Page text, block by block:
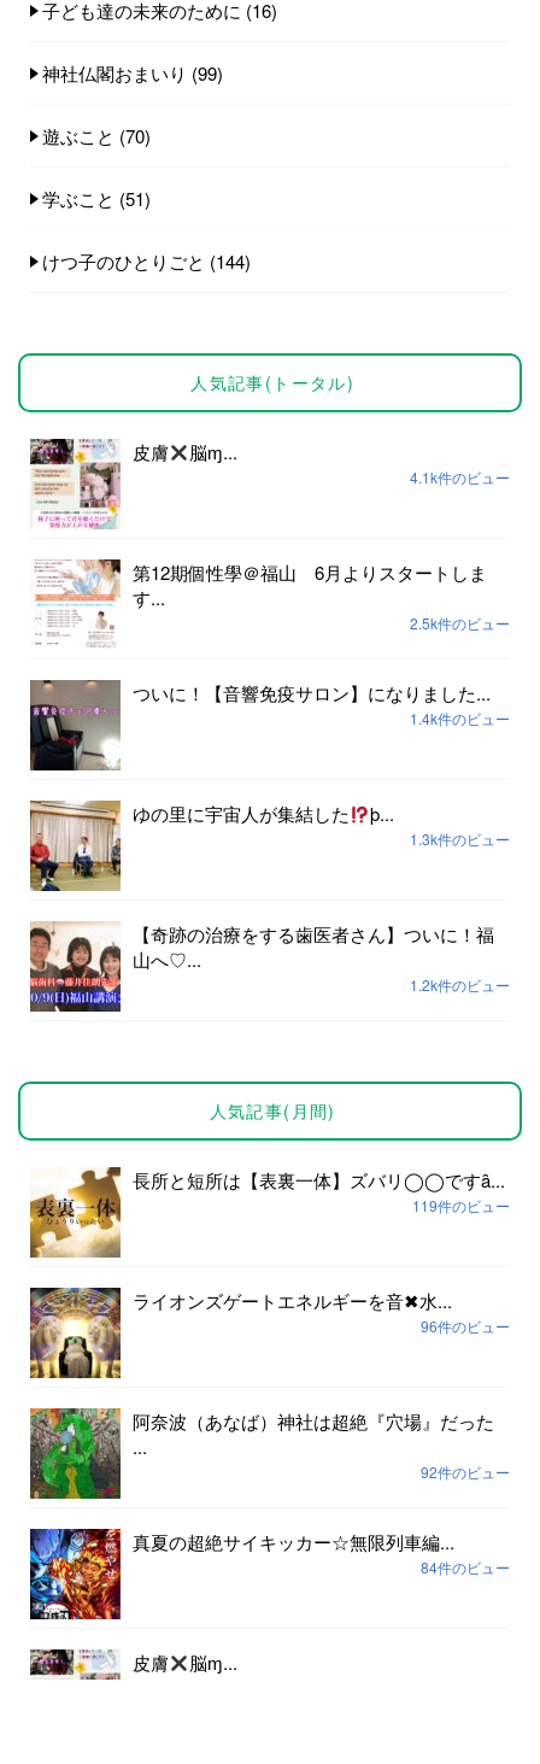
子ども達の未来のために (16)
神社仏閣おまいり (99)
遊ぶこと (70)
学ぶこと (51)
けつ子のひとりごと (144)
人気記事(トータル)
皮膚 脳ɱ...
4.1k件のビュー
第12期個性學＠福山 6月よりスタートしま
す...
2.5k件のビュー
ついに！【音響免疫サロン】になりました...
1.4k件のビュー
ゆの里に宇宙人が集結した þ...
1.3k件のビュー
【奇跡の治療をする歯医者さん】ついに！福
山へ♡...
1.2k件のビュー
人気記事(月間)
長所と短所は【表裏一体】ズバリ◯◯ですȃ...
119件のビュー
ライオンズゲートエネルギーを音✖︎水...
96件のビュー
阿奈波（あなば）神社は超絶『穴場』だった
...
92件のビュー
真夏の超絶サイキッカー☆無限列車編...
84件のビュー
皮膚 脳ɱ...